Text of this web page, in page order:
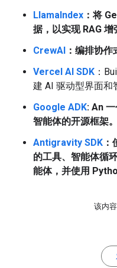
LlamaIndex ：将
据，以实现 RAG 增
CrewAI ：编排协作
Vercel AI SDK ：
建 AI 驱动型界面和
Google ADK: An
智能体的开源框架。
Antigravity SDK
的工具、智能体循
能体，并使用
该内